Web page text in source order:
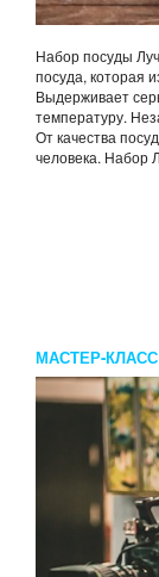
Набор посуды
посуда, которая
Выдерживает
температуру.
От качества
человека. Набор
МАСТЕР-